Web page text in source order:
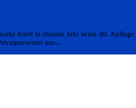
feiert in diesem Jahr seine 40.
aus...